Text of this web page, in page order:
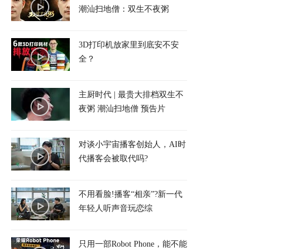
潮汕扫地僧：双生不夜粥
3D打印机放家里到底安不安
全？
主厨时代 | 最贵大排档双生不
夜粥 潮汕扫地僧 预告片
对谈小宇宙播客创始人，AI时
代播客会被取代吗?
不用看脸!播客“相亲”?新一代
年轻人听声音玩恋综
只用一部Robot Phone，能不能